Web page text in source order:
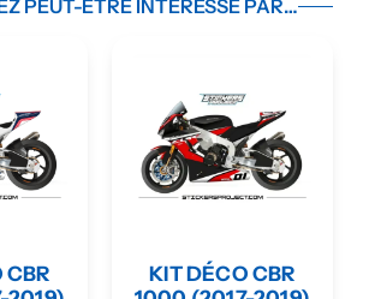
PEUT-ÊTRE INTÉRESSÉ PAR…
CBR
KIT DÉCO CBR